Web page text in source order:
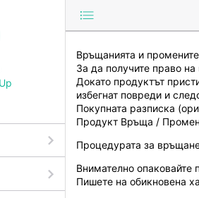
menu
Връщанията и
За да получите право
Докато продуктът
избегнат повреди и
Покупната разписка
Продукт Връща /
Процедурата за
Внимателно опаковайте
Пишете на обикновена